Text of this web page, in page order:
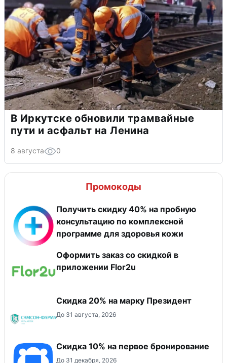
В Иркутске обновили трамвайные
пути и асфальт на Ленина
8 августа 0
Промокоды
Получить скидку 40% на пробную
консультацию по комплексной
программе для здоровья кожи
Оформить заказ со скидкой в
приложении Flor2u
Скидка 20% на марку Президент
До 31 августа, 2026
Скидка 10% на первое бронирование
До 31 декабря, 2026